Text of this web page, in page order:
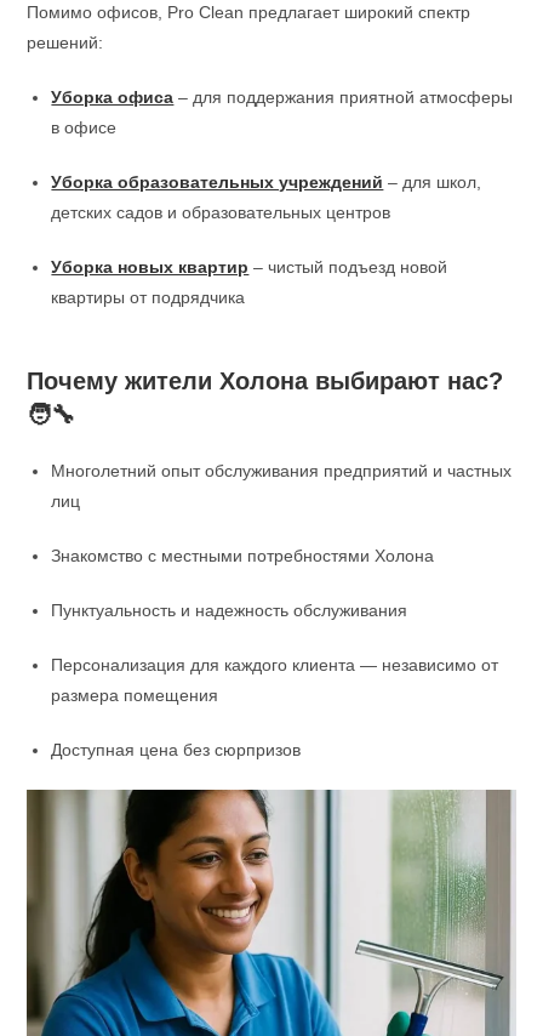
Помимо офисов, Pro Clean предлагает широкий спектр
решений:
Уборка офиса – для поддержания приятной атмосферы
в офисе
Уборка образовательных учреждений – для школ,
детских садов и образовательных центров
Уборка новых квартир – чистый подъезд новой
квартиры от подрядчика
Почему жители Холона выбирают нас?
🧑‍🔧
Многолетний опыт обслуживания предприятий и частных
лиц
Знакомство с местными потребностями Холона
Пунктуальность и надежность обслуживания
Персонализация для каждого клиента — независимо от
размера помещения
Доступная цена без сюрпризов